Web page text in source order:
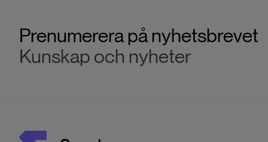
Prenumerera på nyhetsbrevet
Kunskap och nyheter